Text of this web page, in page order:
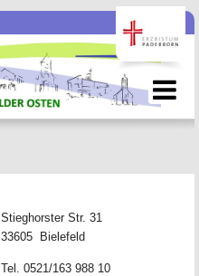
Stieghorster Str. 31
33605 Bielefeld
Tel. 0521/163 988 10